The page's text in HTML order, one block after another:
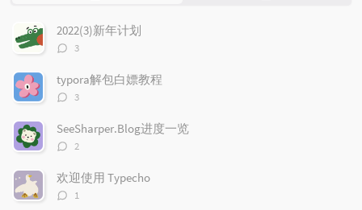
文
2022(3)新年计划
评
数：
3
typora解包白嫖教程
评
数：
3
SeeSharper.Blog进度一览
评
数：
2
欢迎使用 Typecho
评1